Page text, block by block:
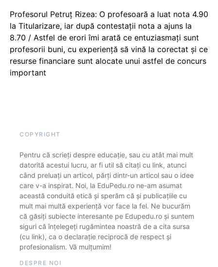
Profesorul Petruț Rizea: O profesoară a luat nota 4.90
la Titularizare, iar după contestații nota a ajuns la
8.70 / Astfel de erori îmi arată ce entuziasmați sunt
profesorii buni, cu experiență să vină la corectat și ce
resurse financiare sunt alocate unui astfel de concurs
important
COPYRIGHT
Pentru că scrieți despre educație, sau cu atât mai mult
datorită acestui lucru, ar fi util să citați cu link, atunci
când preluați un articol, părți dintr-un articol sau o idee
care v-a inspirat. Noi, la EduPedu.ro ne-am asumat
această conduită etică și sperăm că și publicațiile cu
mult mai multă experiență vor face la fel. Ne bucurăm
că găsiți subiecte interesante pe Edupedu.ro și suntem
siguri că înțelegeți rugămintea noastră de a cita sursa
(cu link), ca o declarație reciprocă de respect și
profesionalism. Vă mulțumim!
DESPRE NOI